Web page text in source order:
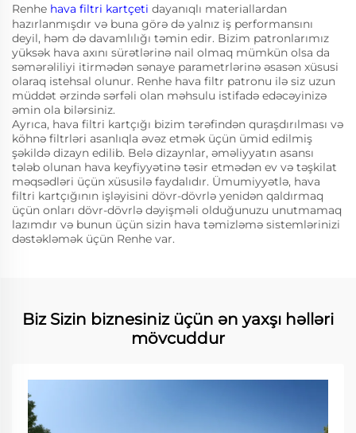
Renhe hava filtri kartçeti dayanıqlı materiallardan
hazırlanmışdır və buna görə də yalnız iş performansını
deyil, həm də davamlılığı təmin edir. Bizim patronlarımız
yüksək hava axını sürətlərinə nail olmaq mümkün olsa da
səmərəliliyi itirmədən sənaye parametrlərinə əsasən xüsusi
olaraq istehsal olunur. Renhe hava filtr patronu ilə siz uzun
müddət ərzində sərfəli olan məhsulu istifadə edəcəyinizə
əmin ola bilərsiniz.
Ayrıca, hava filtri kartçığı bizim tərəfindən quraşdırılması və
köhnə filtrləri asanlıqla əvəz etmək üçün ümid edilmiş
şəkildə dizayn edilib. Belə dizaynlar, əməliyyatın asansı
tələb olunan hava keyfiyyətinə təsir etmədən ev və təşkilat
məqsədləri üçün xüsusilə faydalıdır. Ümumiyyətlə, hava
filtri kartçığının işləyisini dövr-dövrlə yenidən qaldırmaq
üçün onları dövr-dövrlə dəyişməli olduğunuzu unutmamaq
lazımdır və bunun üçün sizin hava təmizləmə sistemlərinizi
dəstəkləmək üçün Renhe var.
Biz Sizin biznesiniz üçün ən yaxşı həlləri
mövcuddur